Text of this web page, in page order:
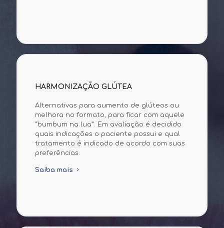
HARMONIZAÇÃO GLÚTEA
Alternativas para aumento de glúteos ou
melhora no formato, para ficar com aquele
“bumbum na lua”. Em avaliação é decidido
quais indicações o paciente possui e qual
tratamento é indicado de acordo com suas
preferências.
Saiba mais